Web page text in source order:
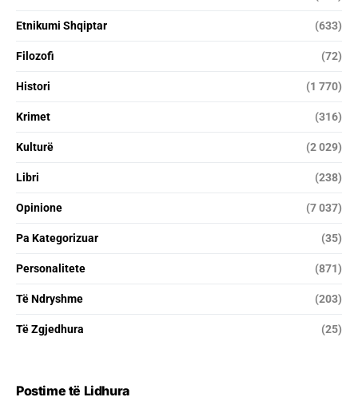
Etnikumi Shqiptar (633)
Filozofi (72)
Histori (1 770)
Krimet (316)
Kulturë (2 029)
Libri (238)
Opinione (7 037)
Pa Kategorizuar (35)
Personalitete (871)
Të Ndryshme (203)
Të Zgjedhura (25)
Postime të Lidhura